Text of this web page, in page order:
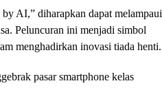
AI,” diharapkan dapat melampaui
Peluncuran ini menjadi simbol
menghadirkan inovasi tiada henti.
pasar smartphone kelas